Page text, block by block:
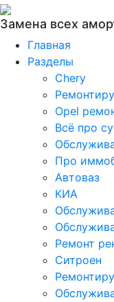
Замена всех
Главная
Разделы
Chery
Opel
Всё про
Про
Автоваз
КИА
Ремонт
Ситроен